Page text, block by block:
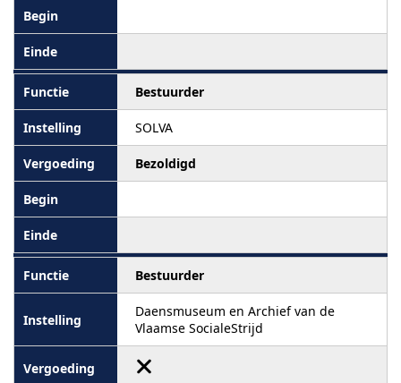
Bestuurder
SOLVA
Bezoldigd
Bestuurder
Daensmuseum en Archief van de
Vlaamse SocialeStrijd